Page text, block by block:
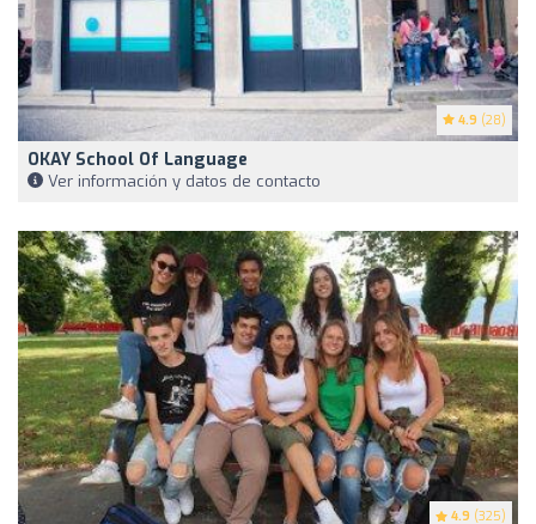
4.9 (28)
OKAY School Of Language
Ver información y datos de contacto
4.9 (325)